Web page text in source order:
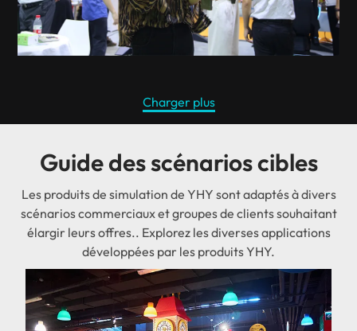
Charger plus
Guide des scénarios cibles
Les produits de simulation de YHY sont adaptés à divers
scénarios commerciaux et groupes de clients souhaitant
élargir leurs offres.. Explorez les diverses applications
développées par les produits YHY.